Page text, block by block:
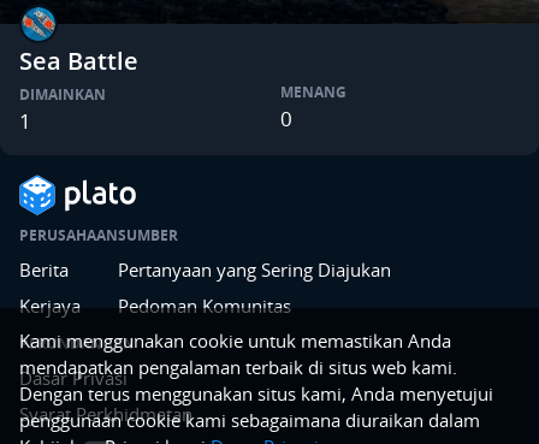
Sea Battle
DIMAINKAN
1
MENANG
0
PERUSAHAAN
Berita
Kerjaya
SUMBER
Pertanyaan yang Sering Diajukan
Pedoman Komunitas
PERUNDANGAN
Dasar Privasi
Syarat Perkhidmatan
Kami menggunakan cookie untuk memastikan Anda
mendapatkan pengalaman terbaik di situs web kami.
Dengan terus menggunakan situs kami, Anda menyetujui
penggunaan cookie kami sebagaimana diuraikan dalam